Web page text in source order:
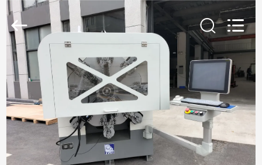
HAUS
PRODUKTE
ÜBER
UNS
Da
Spring
Machinery
Co.,
Ltd.
Rights
Reserved.